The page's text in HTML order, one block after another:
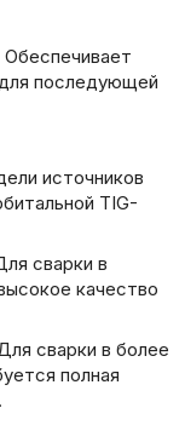
последующей
источников
TIG-
сварки в
качество
сварки в более
полная